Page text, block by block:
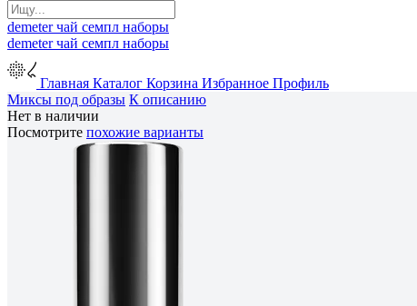
demeterчай семпл наборы
demeterчай семпл наборы
Главная Каталог Корзина Избранное Профиль
Миксы под образы К описанию
Нет в наличии
Посмотрите похожие варианты